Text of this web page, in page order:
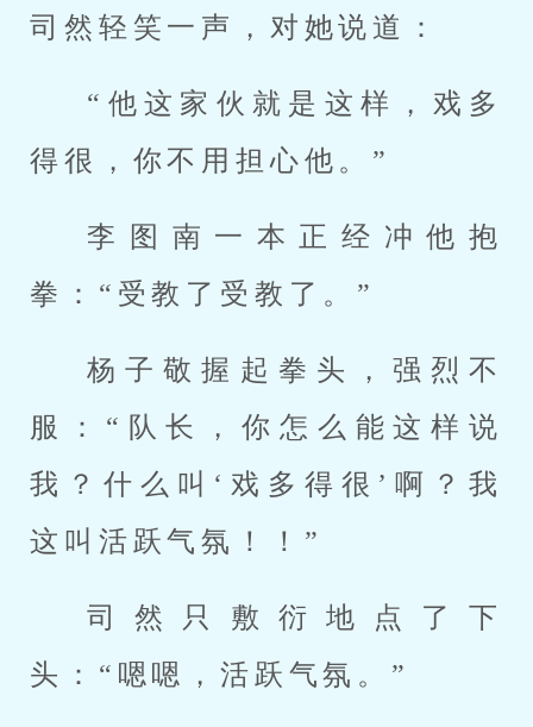
司然轻笑一声，对她说道：
“他这家伙就是这样，戏多
得很，你不用担心他。”
李图南一本正经冲他抱
拳：“受教了受教了。”
杨子敬握起拳头，强烈不
服：“队长，你怎么能这样说
我？什么叫‘戏多得很’啊？我
这叫活跃气氛！！”
司然只敷衍地点了下
头：“嗯嗯，活跃气氛。”